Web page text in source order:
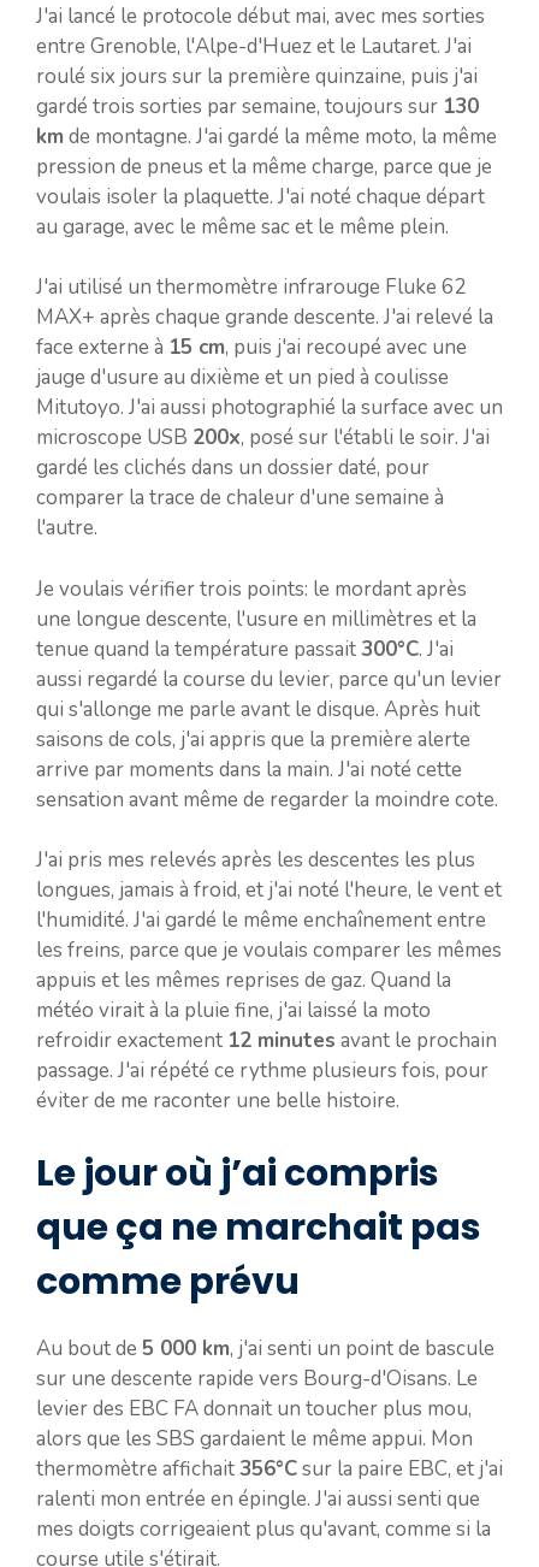
J'ai lancé le protocole début mai, avec mes sorties
entre Grenoble, l'Alpe-d'Huez et le Lautaret. J'ai
roulé six jours sur la première quinzaine, puis j'ai
gardé trois sorties par semaine, toujours sur 130
km de montagne. J'ai gardé la même moto, la même
pression de pneus et la même charge, parce que je
voulais isoler la plaquette. J'ai noté chaque départ
au garage, avec le même sac et le même plein.
J'ai utilisé un thermomètre infrarouge Fluke 62
MAX+ après chaque grande descente. J'ai relevé la
face externe à 15 cm, puis j'ai recoupé avec une
jauge d'usure au dixième et un pied à coulisse
Mitutoyo. J'ai aussi photographié la surface avec un
microscope USB 200x, posé sur l'établi le soir. J'ai
gardé les clichés dans un dossier daté, pour
comparer la trace de chaleur d'une semaine à
l'autre.
Je voulais vérifier trois points: le mordant après
une longue descente, l'usure en millimètres et la
tenue quand la température passait300°C. J'ai
aussi regardé la course du levier, parce qu'un levier
qui s'allonge me parle avant le disque. Après huit
saisons de cols, j'ai appris que la première alerte
arrive par moments dans la main. J'ai noté cette
sensation avant même de regarder la moindre cote.
J'ai pris mes relevés après les descentes les plus
longues, jamais à froid, et j'ai noté l'heure, le vent et
l'humidité. J'ai gardé le même enchaînement entre
les freins, parce que je voulais comparer les mêmes
appuis et les mêmes reprises de gaz. Quand la
météo virait à la pluie fine, j'ai laissé la moto
refroidir exactement 12 minutes avant le prochain
passage. J'ai répété ce rythme plusieurs fois, pour
éviter de me raconter une belle histoire.
Le jour où j’ai compris
que ça ne marchait pas
comme prévu
Au bout de 5 000 km, j'ai senti un point de bascule
sur une descente rapide vers Bourg-d'Oisans. Le
levier des EBC FA donnait un toucher plus mou,
alors que les SBS gardaient le même appui. Mon
thermomètre affichait356°Csur la paire EBC, et j'ai
ralenti mon entrée en épingle. J'ai aussi senti que
mes doigts corrigeaient plus qu'avant, comme si la
course utile s'étirait.